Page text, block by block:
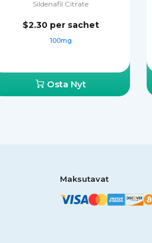
Sildenafil Citrate
$2.30 per sachet
100mg
Osta Nyt
Maksutavat